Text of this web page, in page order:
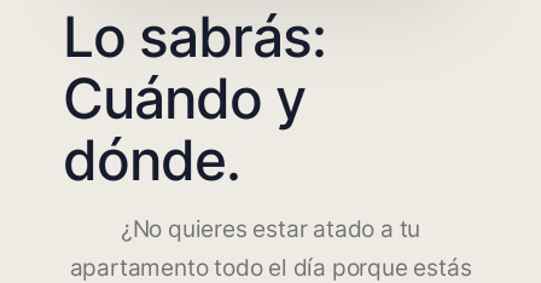
Lo sabrás:
Cuándo y
dónde.
¿No quieres estar atado a tu
apartamento todo el día porque estás